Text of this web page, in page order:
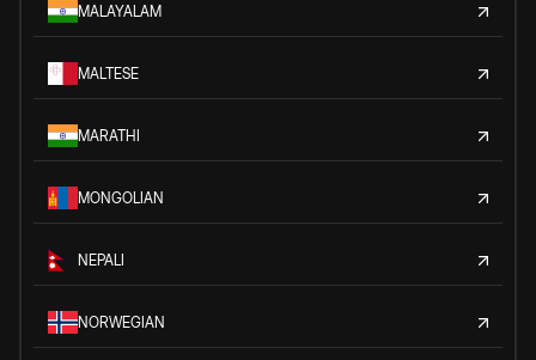
MALAYALAM
MALTESE
MARATHI
MONGOLIAN
NEPALI
NORWEGIAN